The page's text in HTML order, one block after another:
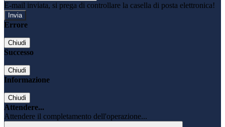
E-mail inviata, si prega di controllare la casella di posta elettronica!
Errore
Chiudi
Successo
Chiudi
Informazione
Chiudi
Attendere...
Attendere il completamento dell'operazione...